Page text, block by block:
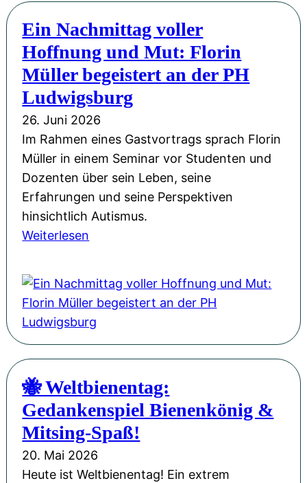
n
e
r
S
a
c
h
e
:
U
n
s
r
e
W
b
i
t
e
i
m
Ein Nachmittag voller
Hoffnung und Mut: Florin
Müller begeistert an der PH
Ludwigsburg
26. Juni 2026
Im Rahmen eines Gastvortrags sprach Florin
Müller in einem Seminar vor Studenten und
Dozenten über sein Leben, seine
Erfahrungen und seine Perspektiven
hinsichtlich Autismus.
Weiterlesen
n
N
a
m
i
t
t
🐝 Weltbienentag:
Gedankenspiel Bienenkönig &
Mitsing-Spaß!
20. Mai 2026
Heute ist Weltbienentag! Ein extrem